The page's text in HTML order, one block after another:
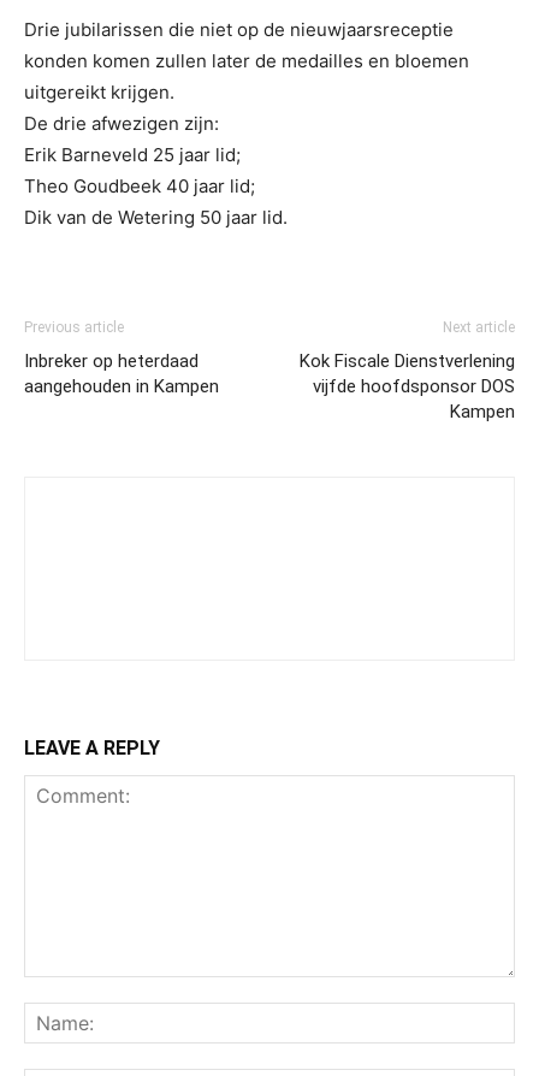
Drie jubilarissen die niet op de nieuwjaarsreceptie
konden komen zullen later de medailles en bloemen
uitgereikt krijgen.
De drie afwezigen zijn:
Erik Barneveld 25 jaar lid;
Theo Goudbeek 40 jaar lid;
Dik van de Wetering 50 jaar lid.
Previous article
Inbreker op heterdaad
aangehouden in Kampen
Next article
Kok Fiscale Dienstverlening
vijfde hoofdsponsor DOS
Kampen
LEAVE A REPLY